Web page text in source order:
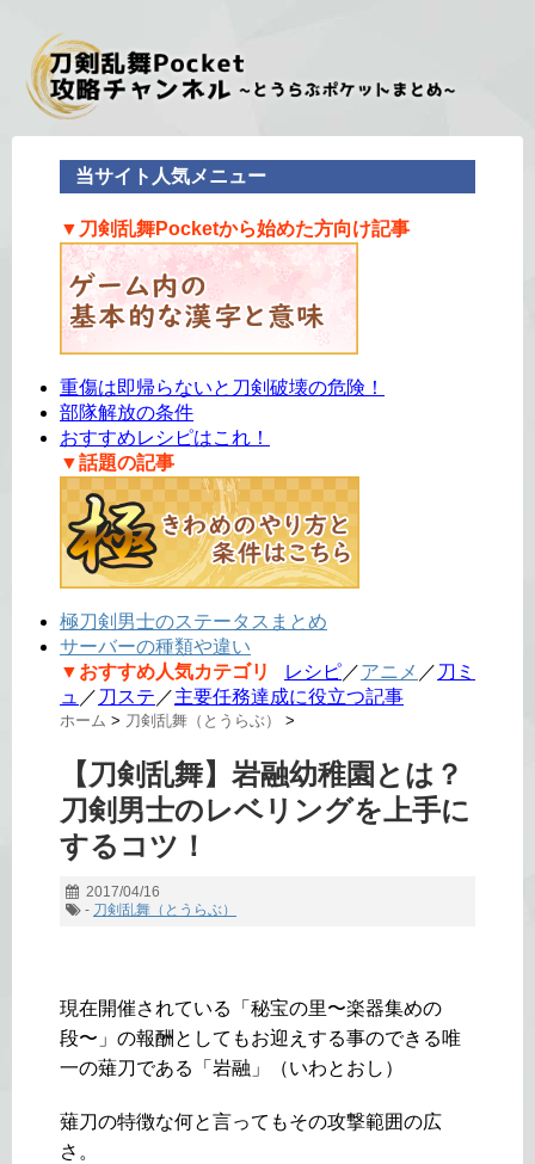
当サイト人気メニュー
▼刀剣乱舞Pocketから始めた方向け記事
重傷は即帰らないと刀剣破壊の危険！
部隊解放の条件
おすすめレシピはこれ！
▼話題の記事
極刀剣男士のステータスまとめ
サーバーの種類や違い
▼おすすめ人気カテゴリ
レシピ／アニメ ／ 刀ミ
ュ ／ 刀ステ ／主要任務達成に役立つ記事
ホーム > 刀剣乱舞（とうらぶ） >
【刀剣乱舞】岩融幼稚園とは？
刀剣男士のレベリングを上手に
するコツ！
2017/04/16
- 刀剣乱舞（とうらぶ）
現在開催されている「秘宝の里〜楽器集めの
段〜」の報酬としてもお迎えする事のできる唯
一の薙刀である「岩融」（いわとおし）
薙刀の特徴な何と言ってもその攻撃範囲の広
さ。